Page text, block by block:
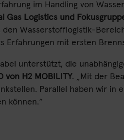
im Handling von
Gas Logistics und
Wasserstofflogistik-
Erfahrungen mit ersten
unterstützt, die
von H2 MOBILITY. „Mit der
Parallel haben wir in
können.“